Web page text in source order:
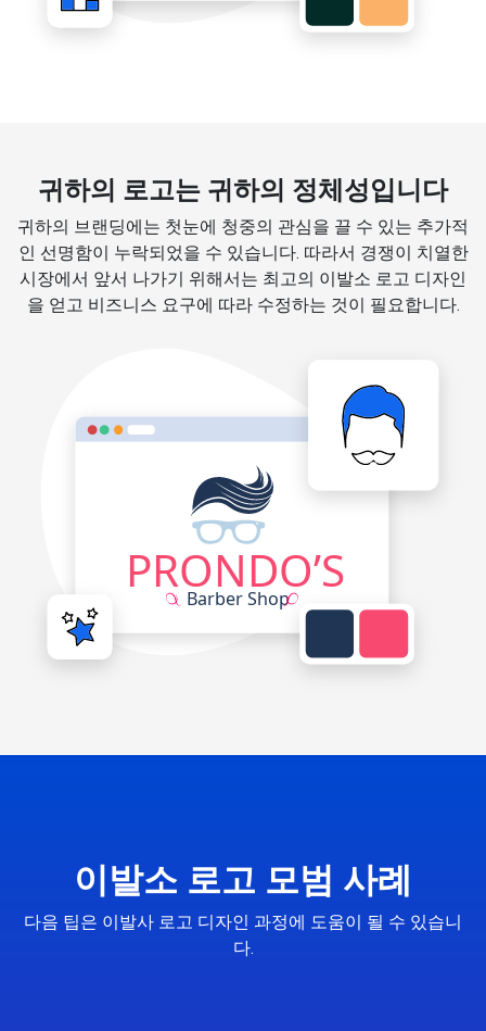
귀하의 로고는 귀하의 정체성입니다
귀하의 브랜딩에는 첫눈에 청중의 관심을 끌 수 있는 추가적
인 선명함이 누락되었을 수 있습니다. 따라서 경쟁이 치열한
시장에서 앞서 나가기 위해서는 최고의 이발소 로고 디자인
을 얻고 비즈니스 요구에 따라 수정하는 것이 필요합니다.
이발소 로고 모범 사례
다음 팁은 이발사 로고 디자인 과정에 도움이 될 수 있습니
다.